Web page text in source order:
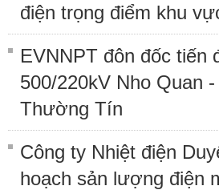
điện trọng điểm khu
EVNNPT đôn đốc tiến
500/220kV Nho Quan
Thường Tín
Công ty Nhiệt điện
hoạch sản lượng điện